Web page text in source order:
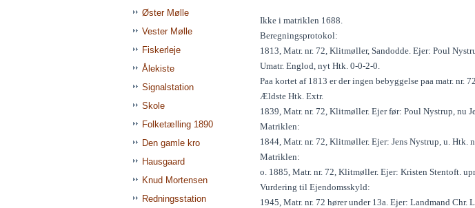
Øster Mølle
Vester Mølle
Fiskerleje
Ålekiste
Signalstation
Skole
Folketælling 1890
Den gamle kro
Hausgaard
Knud Mortensen
Redningsstation
Ikke i matriklen 1688.
Beregningsprotokol:
1813, Matr. nr. 72, Klitmøller, Sandodde. Ejer: Poul
Umatr. Englod, nyt Htk. 0-0-2-0.
Paa kortet af 1813 er der ingen bebyggelse paa matr. nr.
Ældste Htk. Extr.
1839, Matr. nr. 72, Klitmøller. Ejer før: Poul Nystrup, nu
Matriklen:
1844, Matr. nr. 72, Klitmøller. Ejer: Jens Nystrup, u. Htk.
Matriklen:
o. 1885, Matr. nr. 72, Klitmøller. Ejer: Kristen Stentoft.
Vurdering til Ejendomsskyld:
1945, Matr. nr. 72 hører under 13a. Ejer: Landmand Chr.